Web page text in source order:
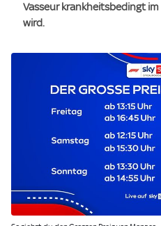
Vasseur krankheitsbedingt
wird.